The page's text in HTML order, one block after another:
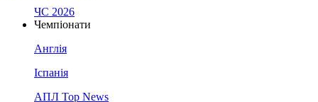
ЧС 2026
Чемпіонати
Англія
Іспанія
АПЛ Top News